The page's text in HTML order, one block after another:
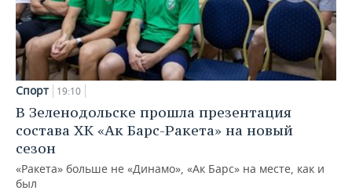
Спорт 19:10
В Зеленодольске прошла презентация
состава ХК «Ак Барс-Ракета» на новый
сезон
«Ракета» больше не «Динамо», «Ак Барс» на месте, как и
был